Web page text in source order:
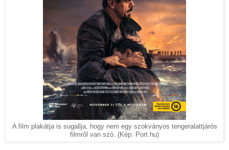
A film plakátja is sugallja, hogy nem egy szokványos tengeralattjárós
filmről van szó. (Kép: Port.hu)